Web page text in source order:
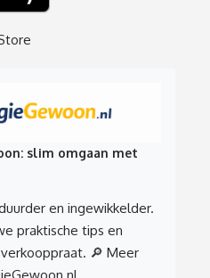
slim omgaan met
en ingewikkelder.
praktische tips en
🔎 Meer